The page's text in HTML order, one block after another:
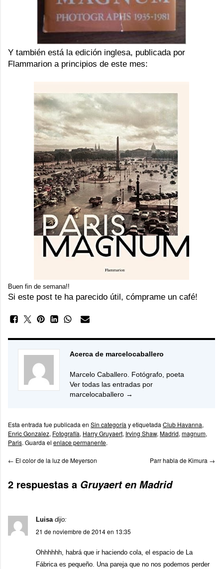
Y también está la edición inglesa, publicada por
Flammarion a principios de este mes:
Buen fin de semana!!
Si este post te ha parecido útil, cómprame un café!
Acerca de marcelocaballero
Marcelo Caballero. Fotógrafo, poeta
Ver todas las entradas por
marcelocaballero →
Esta entrada fue publicada en Sin categoría y etiquetada Club Havanna,
Enric Gonzalez, Fotografía, Harry Gruyaert, Irving Shaw, Madrid, magnum,
Paris. Guarda el enlace permanente.
← El color de la luz de Meyerson Parr habla de Kimura →
2 respuestas a Gruyaert en Madrid
Luisa dijo:
21 de noviembre de 2014 en 13:35
Ohhhhhh, habrá que ir haciendo cola, el espacio de La
Fábrica es pequeño. Una pareja que no nos podemos perder